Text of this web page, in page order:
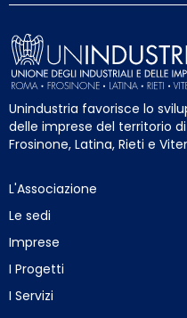
Unindustria favorisce lo
delle imprese del territorio
Frosinone, Latina, Rieti e
L'Associazione
Le sedi
Imprese
I Progetti
I Servizi